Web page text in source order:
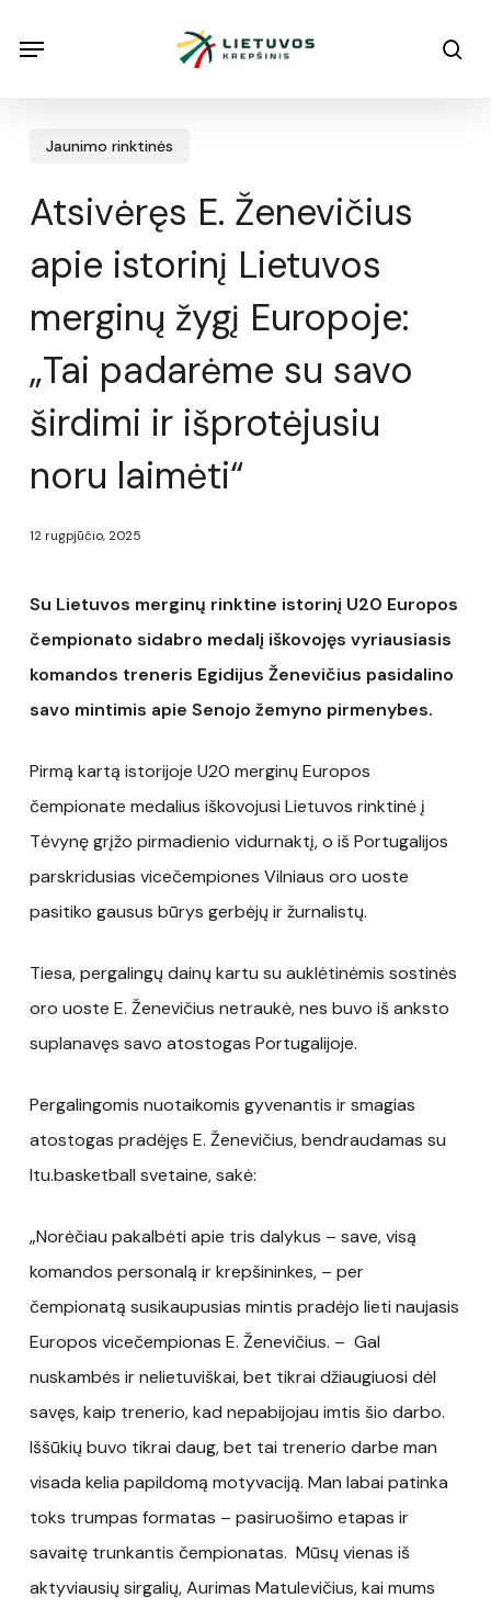
Menu
Jaunimo rinktinės
Atsivėręs E. Ženevičius
apie istorinį Lietuvos
merginų žygį Europoje:
„Tai padarėme su savo
širdimi ir išprotėjusiu
noru laimėti“
12 rugpjūčio, 2025
Su Lietuvos merginų rinktine istorinį U20 Europos
čempionato sidabro medalį iškovojęs vyriausiasis
komandos treneris Egidijus Ženevičius pasidalino
savo mintimis apie Senojo žemyno pirmenybes.
Pirmą kartą istorijoje U20 merginų Europos
čempionate medalius iškovojusi Lietuvos rinktinė į
Tėvynę grįžo pirmadienio vidurnaktį, o iš Portugalijos
parskridusias vicečempiones Vilniaus oro uoste
pasitiko gausus būrys gerbėjų ir žurnalistų.
Tiesa, pergalingų dainų kartu su auklėtinėmis sostinės
oro uoste E. Ženevičius netraukė, nes buvo iš anksto
suplanavęs savo atostogas Portugalijoje.
Pergalingomis nuotaikomis gyvenantis ir smagias
atostogas pradėjęs E. Ženevičius, bendraudamas su
ltu.basketball svetaine, sakė:
„Norėčiau pakalbėti apie tris dalykus – save, visą
komandos personalą ir krepšininkes, – per
čempionatą susikaupusias mintis pradėjo lieti naujasis
Europos vicečempionas E. Ženevičius. – Gal
nuskambės ir nelietuviškai, bet tikrai džiaugiuosi dėl
savęs, kaip trenerio, kad nepabijojau imtis šio darbo.
Iššūkių buvo tikrai daug, bet tai trenerio darbe man
visada kelia papildomą motyvaciją. Man labai patinka
toks trumpas formatas – pasiruošimo etapas ir
savaitę trunkantis čempionatas. Mūsų vienas iš
aktyviausių sirgalių, Aurimas Matulevičius, kai mums